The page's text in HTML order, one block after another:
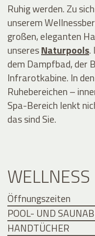
Ruhig werden. Zu
unserem
großen, eleganten
unseresNaturpools.
dem Dampfbad, der
Infrarotkabine. In
Ruhebereichen –
Spa-Bereich lenkt
das sind Sie.
WELLNESS
Öffnungszeiten
POOL- UND
HANDTÜCHER